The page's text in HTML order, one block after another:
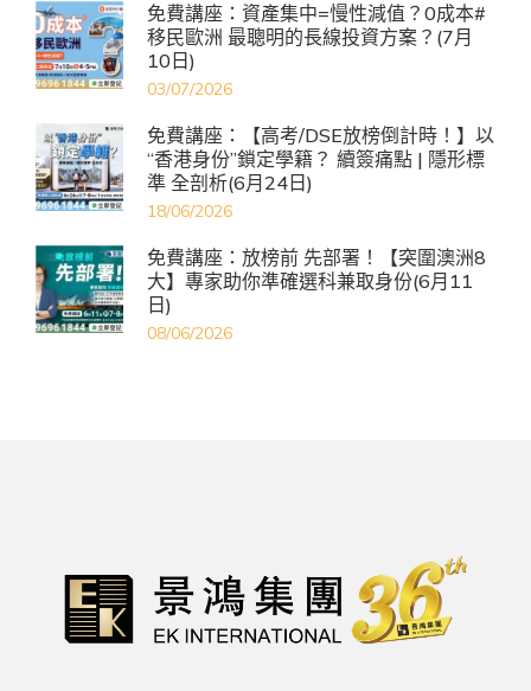
免費講座：資產集中=慢性減值？0成本#
移民歐洲 最聰明的長線投資方案？(7月
10日)
03/07/2026
免費講座：【高考/DSE放榜倒計時！】以
“香港身份”鎖定學籍？ 續簽痛點 | 隱形標
準 全剖析(6月24日)
18/06/2026
免費講座：放榜前 先部署！【突圍澳洲8
大】專家助你準確選科兼取身份(6月11
日)
08/06/2026